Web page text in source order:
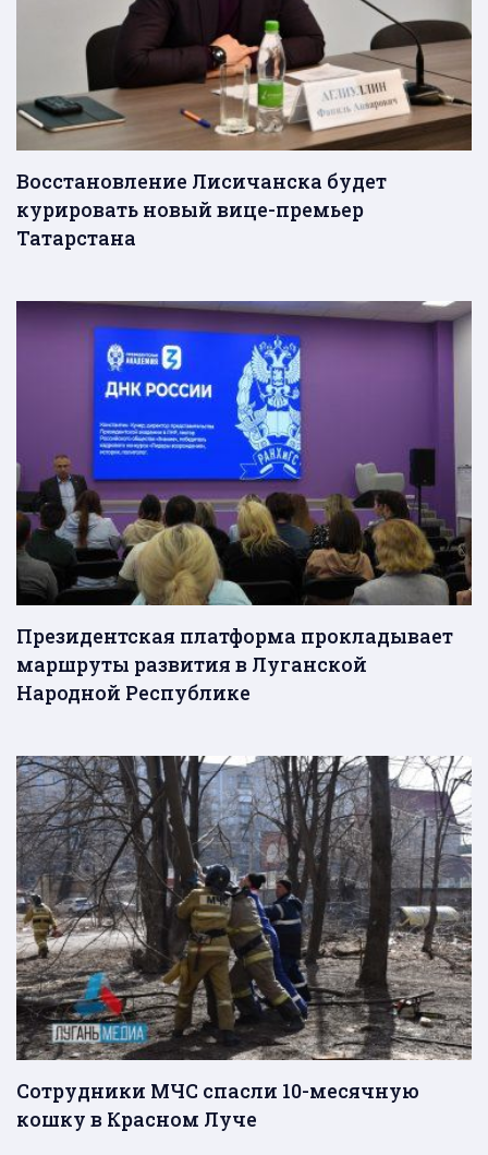
Восстановление Лисичанска будет
курировать новый вице-премьер
Татарстана
Президентская платформа прокладывает
маршруты развития в Луганской
Народной Республике
Сотрудники МЧС спасли 10-месячную
кошку в Красном Луче